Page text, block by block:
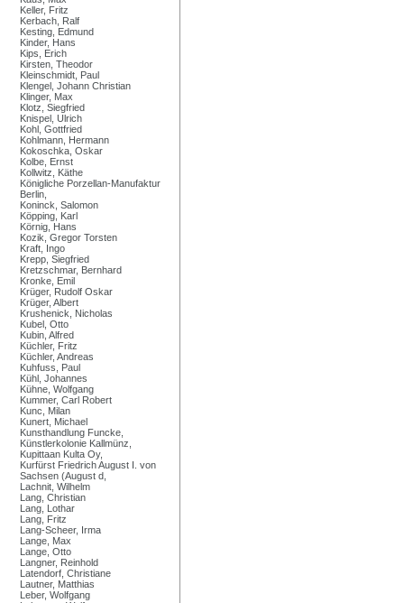
Keller, Fritz
Kerbach, Ralf
Kesting, Edmund
Kinder, Hans
Kips, Erich
Kirsten, Theodor
Kleinschmidt, Paul
Klengel, Johann Christian
Klinger, Max
Klotz, Siegfried
Knispel, Ulrich
Kohl, Gottfried
Kohlmann, Hermann
Kokoschka, Oskar
Kolbe, Ernst
Kollwitz, Käthe
Königliche Porzellan-Manufaktur
Berlin,
Koninck, Salomon
Köpping, Karl
Körnig, Hans
Kozik, Gregor Torsten
Kraft, Ingo
Krepp, Siegfried
Kretzschmar, Bernhard
Kronke, Emil
Krüger, Rudolf Oskar
Krüger, Albert
Krushenick, Nicholas
Kubel, Otto
Kubin, Alfred
Küchler, Fritz
Küchler, Andreas
Kuhfuss, Paul
Kühl, Johannes
Kühne, Wolfgang
Kummer, Carl Robert
Kunc, Milan
Kunert, Michael
Kunsthandlung Funcke,
Künstlerkolonie Kallmünz,
Kupittaan Kulta Oy,
Kurfürst Friedrich August I. von
Sachsen (August d,
Lachnit, Wilhelm
Lang, Christian
Lang, Lothar
Lang, Fritz
Lang-Scheer, Irma
Lange, Max
Lange, Otto
Langner, Reinhold
Latendorf, Christiane
Lautner, Matthias
Leber, Wolfgang